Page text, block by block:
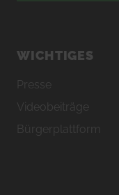
WICHTIGES
Presse
Videobeiträge
Bürgerplattform